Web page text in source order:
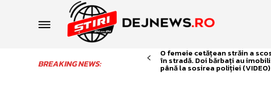
BREAKING NEWS:
O femeie cetățean străin a
în stradă. Doi bărbați au
până la sosirea poliției (VIDEO)